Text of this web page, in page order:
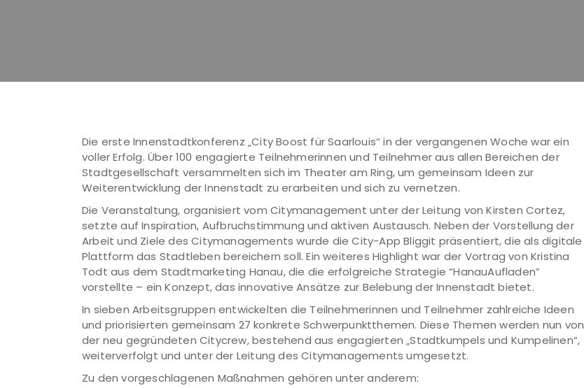
Die erste Innenstadtkonferenz „City Boost für Saarlouis“ in der vergangenen Woche war ein
voller Erfolg. Über 100 engagierte Teilnehmerinnen und Teilnehmer aus allen Bereichen der
Stadtgesellschaft versammelten sich im Theater am Ring, um gemeinsam Ideen zur
Weiterentwicklung der Innenstadt zu erarbeiten und sich zu vernetzen.
Die Veranstaltung, organisiert vom Citymanagement unter der Leitung von Kirsten Cortez,
setzte auf Inspiration, Aufbruchstimmung und aktiven Austausch. Neben der Vorstellung der
Arbeit und Ziele des Citymanagements wurde die City-App Bliggit präsentiert, die als digitale
Plattform das Stadtleben bereichern soll. Ein weiteres Highlight war der Vortrag von Kristina
Todt aus dem Stadtmarketing Hanau, die die erfolgreiche Strategie “HanauAufladen”
vorstellte – ein Konzept, das innovative Ansätze zur Belebung der Innenstadt bietet.
In sieben Arbeitsgruppen entwickelten die Teilnehmerinnen und Teilnehmer zahlreiche Ideen
und priorisierten gemeinsam 27 konkrete Schwerpunktthemen. Diese Themen werden nun von
der neu gegründeten Citycrew, bestehend aus engagierten „Stadtkumpels und Kumpelinen“,
weiterverfolgt und unter der Leitung des Citymanagements umgesetzt.
Zu den vorgeschlagenen Maßnahmen gehören unter anderem: